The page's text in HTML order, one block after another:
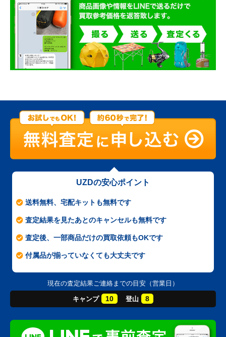
UZDの安心ポイント
送料無料、宅配キットも無料です
査定結果を見たあとのキャンセルも無料です
査定後、一部商品だけの買取依頼もOKです
付属品が揃っていなくても大丈夫です
現在の査定結果ご連絡までの目安（営業日）
キャンプ 10 登山 8